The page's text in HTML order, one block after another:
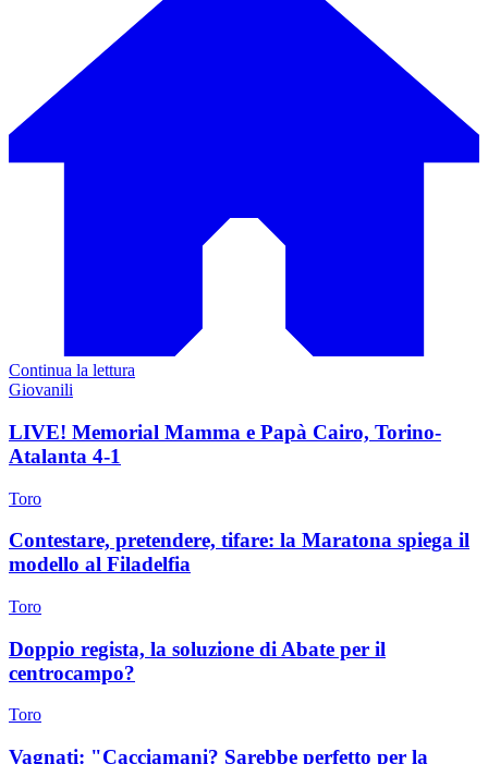
Continua la lettura
Giovanili
LIVE! Memorial Mamma e Papà Cairo, Torino-
Atalanta 4-1
Toro
Contestare, pretendere, tifare: la Maratona spiega il
modello al Filadelfia
Toro
Doppio regista, la soluzione di Abate per il
centrocampo?
Toro
Vagnati: "Cacciamani? Sarebbe perfetto per la